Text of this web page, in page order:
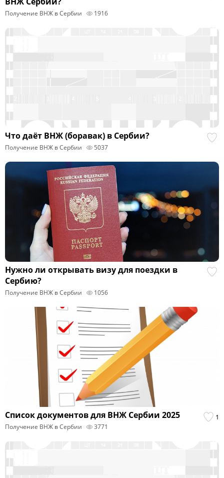
Получение ВНЖ в Сербии 1916
Что даёт ВНЖ (боравак) в Сербии?
Получение ВНЖ в Сербии 5037
Нужно ли открывать визу для поездки в
Сербию?
Получение ВНЖ в Сербии 1056
1
Список документов для ВНЖ Сербии 2025
Получение ВНЖ в Сербии 3771